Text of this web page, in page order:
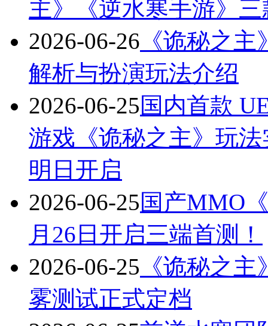
主》《逆水寒手游》
2026-06-26 《诡秘之
解析与扮演玩法介绍
2026-06-25国内首款
游戏《诡秘之主》玩
明日开启
2026-06-25国产MMO
月26日开启三端首测！
2026-06-25 《诡秘之
雾测试正式定档